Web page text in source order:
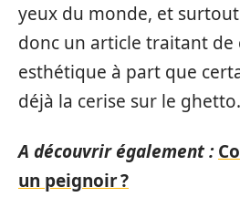
yeux du monde, et
donc un article traitant de
esthétique à part que
déjà la cerise sur le ghetto.
A découvrir également :
un peignoir ?